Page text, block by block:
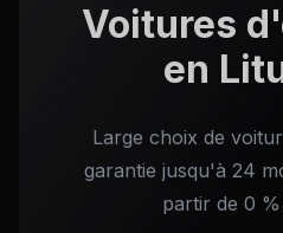
Voitures
en
Large choix de
garantie jusqu'à 24
partir de 0